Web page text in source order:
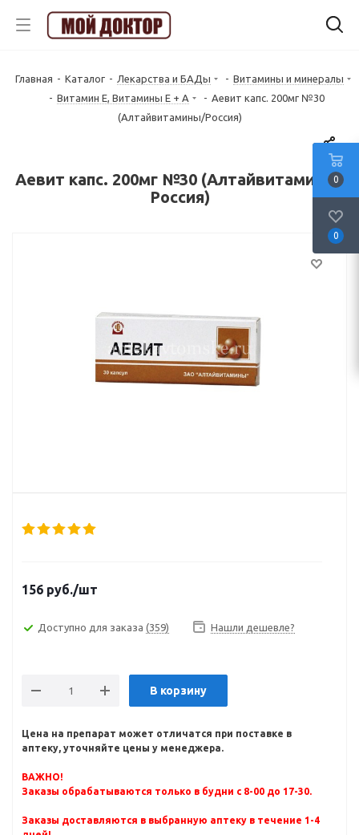
Главная - Каталог - Лекарства и БАДы - Витамины и минералы
- Витамин Е, Витамины Е + А - Аевит капс. 200мг №30
(Алтайвитамины/Россия)
Аевит капс. 200мг №30 (Алтайвитамины/
Россия)
156 руб./шт
Доступно для заказа (359) Нашли дешевле?
В корзину
Цена на препарат может отличатся при поставке в
аптеку, уточняйте цены у менеджера.
ВАЖНО!
Заказы обрабатываются только в будни с 8-00 до 17-30.
Заказы доставляются в выбранную аптеку в течение 1-4
0
0